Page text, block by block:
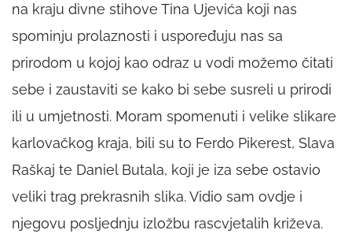
na kraju divne stihove Tina Ujevića koji nas
spominju prolaznosti i uspoređuju nas sa
prirodom u kojoj kao odraz u vodi možemo čitati
sebe i zaustaviti se kako bi sebe susreli u prirodi
ili u umjetnosti. Moram spomenuti i velike slikare
karlovačkog kraja, bili su to Ferdo Pikerest, Slava
Raškaj te Daniel Butala, koji je iza sebe ostavio
veliki trag prekrasnih slika. Vidio sam ovdje i
njegovu posljednju izložbu rascvjetalih križeva.